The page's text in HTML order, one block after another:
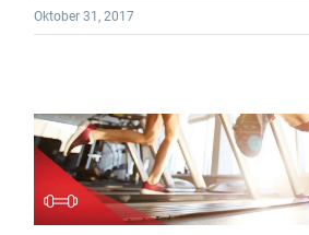
Oktober 31, 2017